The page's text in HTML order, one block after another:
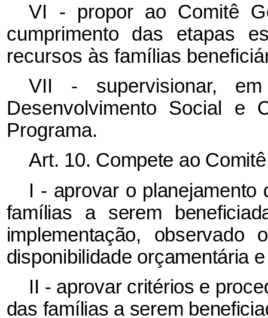
VI - propor ao Comitê
cumprimento das etapas
recursos às famílias
VII - supervisionar,
Desenvolvimento Social e
Programa.
Art. 10. Compete ao
I - aprovar o planejamento
famílias a serem
implementação,
disponibilidade orçamentária
II - aprovar critérios e
das famílias a serem